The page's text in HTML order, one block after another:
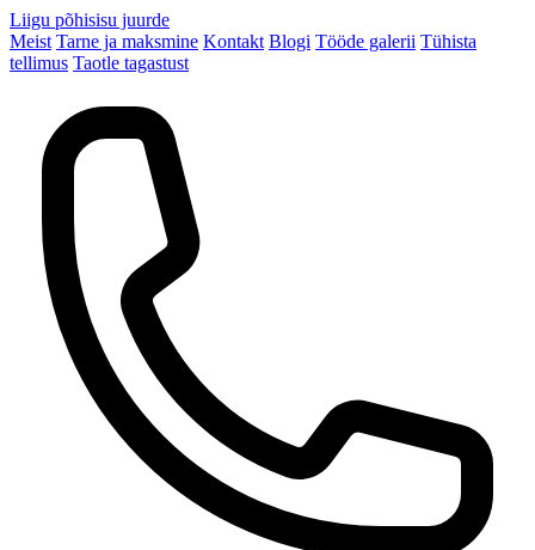
Liigu põhisisu juurde
Meist Tarne ja maksmine Kontakt Blogi Tööde galerii Tühista
tellimus Taotle tagastust